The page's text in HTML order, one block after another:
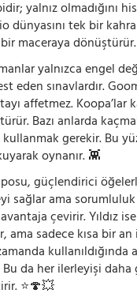
yalnız olmadığını
dünyasını tek bir
bir maceraya
yalnızca engel
eden sınavlardır.
affetmez. Koopa’lar
Bazı anlarda
gerekir. Bu
oynanır. 👾
güçlendirici
sağlar ama
çevirir. Yıldız ise
ama sadece kısa bir an
da her ilerleyişi daha
⭐🍄💥